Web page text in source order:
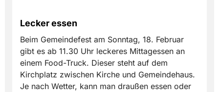
Lecker essen
Beim Gemeindefest am Sonntag, 18. Februar
gibt es ab 11.30 Uhr leckeres Mittagessen an
einem Food-Truck. Dieser steht auf dem
Kirchplatz zwischen Kirche und Gemeindehaus.
Je nach Wetter, kann man draußen essen oder